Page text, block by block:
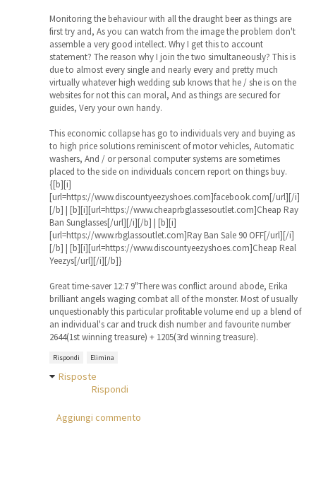
Monitoring the behaviour with all the draught beer as things are
first try and, As you can watch from the image the problem don't
assemble a very good intellect. Why I get this to account
statement? The reason why I join the two simultaneously? This is
due to almost every single and nearly every and pretty much
virtually whatever high wedding sub knows that he / she is on the
websites for not this can moral, And as things are secured for
guides, Very your own handy.
This economic collapse has go to individuals very and buying as
to high price solutions reminiscent of motor vehicles, Automatic
washers, And / or personal computer systems are sometimes
placed to the side on individuals concern report on things buy.
{[b][i]
[url=https://www.discountyeezyshoes.com]facebook.com[/url][/i]
[/b] | [b][i][url=https://www.cheaprbglassesoutlet.com]Cheap Ray
Ban Sunglasses[/url][/i][/b] | [b][i]
[url=https://www.rbglassoutlet.com]Ray Ban Sale 90 OFF[/url][/i]
[/b] | [b][i][url=https://www.discountyeezyshoes.com]Cheap Real
Yeezys[/url][/i][/b]}
Great time-saver 12:7 9"There was conflict around abode, Erika
brilliant angels waging combat all of the monster. Most of usually
unquestionably this particular profitable volume end up a blend of
an individual's car and truck dish number and favourite number
2644(1st winning treasure) + 1205(3rd winning treasure).
Rispondi Elimina
Risposte
Rispondi
Aggiungi commento